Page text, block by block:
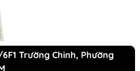
Trường Chinh, Phường